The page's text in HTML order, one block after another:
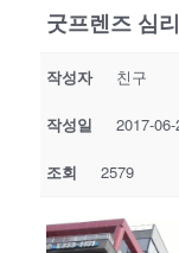
굿프렌즈 심
작성자 친구
작성일 2017-
조회 2579